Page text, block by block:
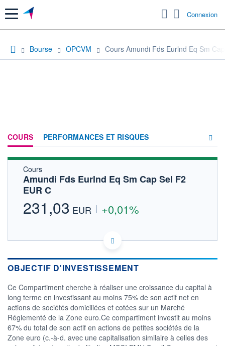
Menu Connexion
Bourse OPCVM Cours Amundi Fds Eurlnd Eq Sm
COURS PERFORMANCES ET RISQUES
FORUM
Cours
Amundi Fds Eurlnd Eq Sm Cap Sel F2
EUR C
231,03 EUR +0,01%
LU0568607542 - Amundi Luxembourg S.A.
Consulter le prospectus / DIC
180
200
220
240
OBJECTIF D'INVESTISSEMENT
Ce Compartiment cherche à réaliser une croissance du capital à
long terme en investissant au moins 75% de son actif net en
actions de sociétés domiciliées et cotées sur un Marché
Réglementé de la Zone euro.Ce compartiment investit au moins
67% du total de son actif en actions de petites sociétés de la
Zone euro (c.-à-d. avec une capitalisation similaire à celles des